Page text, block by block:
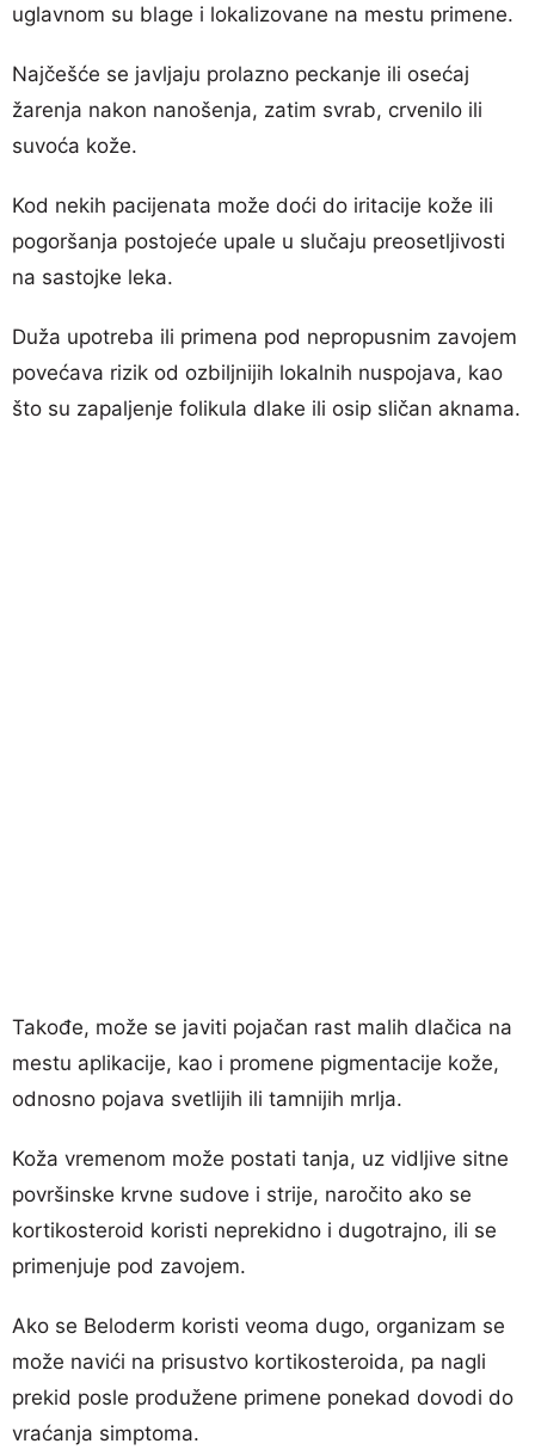
uglavnom su blage i lokalizovane na mestu primene.
Najčešće se javljaju prolazno peckanje ili osećaj
žarenja nakon nanošenja, zatim svrab, crvenilo ili
suvoća kože.
Kod nekih pacijenata može doći do iritacije kože ili
pogoršanja postojeće upale u slučaju preosetljivosti
na sastojke leka.
Duža upotreba ili primena pod nepropusnim zavojem
povećava rizik od ozbiljnijih lokalnih nuspojava, kao
što su zapaljenje folikula dlake ili osip sličan aknama.
Takođe, može se javiti pojačan rast malih dlačica na
mestu aplikacije, kao i promene pigmentacije kože,
odnosno pojava svetlijih ili tamnijih mrlja.
Koža vremenom može postati tanja, uz vidljive sitne
površinske krvne sudove i strije, naročito ako se
kortikosteroid koristi neprekidno i dugotrajno, ili se
primenjuje pod zavojem.
Ako se Beloderm koristi veoma dugo, organizam se
može navići na prisustvo kortikosteroida, pa nagli
prekid posle produžene primene ponekad dovodi do
vraćanja simptoma.